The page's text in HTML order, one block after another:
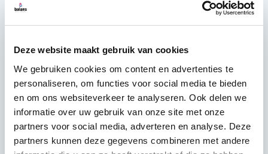
Deze website maakt gebruik van cookies
We gebruiken cookies om content en advertenties te
personaliseren, om functies voor social media te bieden
en om ons websiteverkeer te analyseren. Ook delen we
informatie over uw gebruik van onze site met onze
partners voor social media, adverteren en analyse. Deze
partners kunnen deze gegevens combineren met andere
of allergische reacties kan dit wijzen op ophoping van
Preventieve maatregelen helpen de tijd tussen
goede ventilatie in het kantoor, moedig medewerkers
aan om voorzichtig te zijn met eten en drinken bij hun
werkplek, en laat regelmatig stofzuigen uitvoeren rond
de werkplekken.
Stoelen van verschillende materialen hebben ook